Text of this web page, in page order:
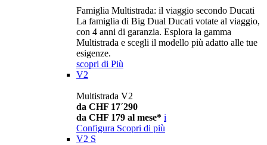
Famiglia Multistrada: il viaggio secondo Ducati
La famiglia di Big Dual Ducati votate al viaggio,
con 4 anni di garanzia. Esplora la gamma
Multistrada e scegli il modello più adatto alle tue
esigenze.
scopri di Più
V2
Multistrada V2
da CHF 17´290
da CHF 179 al mese* i
Configura Scopri di più
V2 S